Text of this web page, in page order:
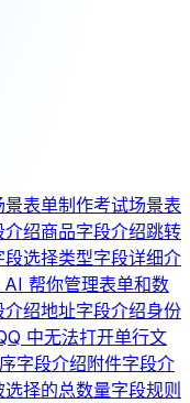
景表单制作考试场景表
介绍商品字段介绍跳转
段选择类型字段详细介
帮你管理表单和数
介绍地址字段介绍身份
中无法打开单行文
字段介绍附件字段介
择的总数量字段规则